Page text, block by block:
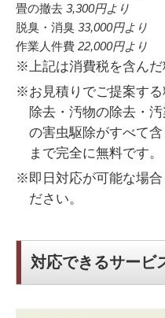
畳の撤去 3,300円より
脱臭・消臭 33,000円より
作業人件費 22,000円より
※上記は消費税を含んだ
※お見積りでご提案す
除去・汚物の除去・
の害虫駆除がすべて
まで完全に無料です。
※即日対応が可能な場合
ださい。
対応できるサービ